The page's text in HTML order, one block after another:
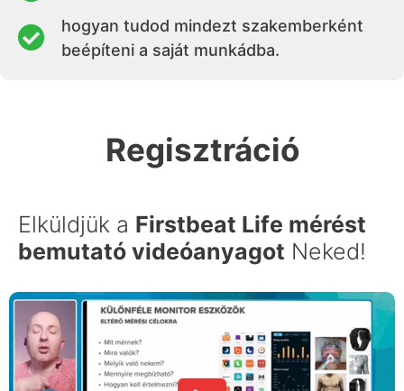
hogyan tudod mindezt szakemberként
beépíteni a saját munkádba.
Regisztráció
Elküldjük a Firstbeat Life mérést
bemutató videóanyagot Neked!